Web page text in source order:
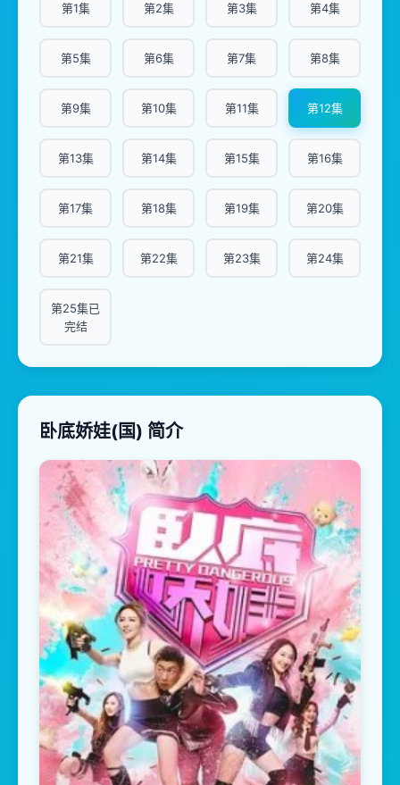
第1集 第2集 第3集 第4集
第5集 第6集 第7集 第8集
第9集 第10集 第11集 第12集
第13集 第14集 第15集 第16集
第17集 第18集 第19集 第20集
第21集 第22集 第23集 第24集
第25集已
完结
卧底娇娃(国) 简介